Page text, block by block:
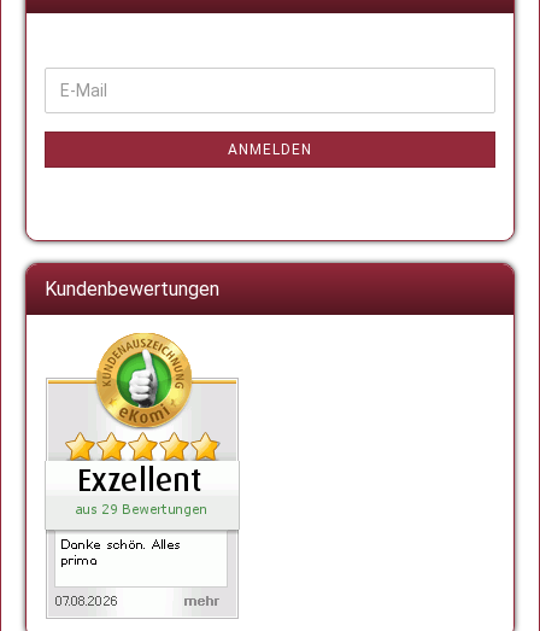
WEITER
ZUR
NEWSLETTER-
E-
Mail
ANMELDEN
Kundenbewertungen